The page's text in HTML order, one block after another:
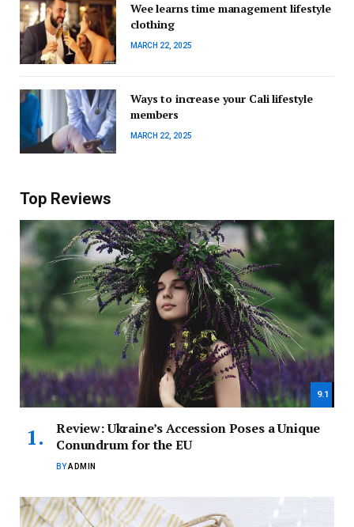
Wee learns time management lifestyle
clothing
MARCH 22, 2025
Ways to increase your Cali lifestyle
members
MARCH 22, 2025
Top Reviews
9.1
Review: Ukraine’s Accession Poses a Unique
Conundrum for the EU
BYADMIN